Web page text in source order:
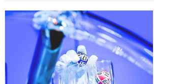
luonnonmetsiin uusia
hakkuuilmoituksia ja aloittamalla
hakkuiden valmistelun Pudasjärvellä
ja Suomussalmella.